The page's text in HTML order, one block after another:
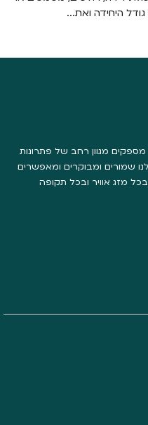
היחידה ואת...
מגוון רחב של פתרונות
שמורים ומבוקרים ומאפשרים
מזג אוויר ובכל תקופה